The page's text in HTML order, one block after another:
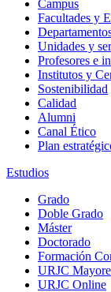
Campus
Facultades y
Unidades y
Profesores e
Institutos y
Sostenibilidad
Calidad
Alumni
Canal Ético
Plan
Estudios
Grado
Doble Grado
Máster
Doctorado
Formación
URJC
URJC Online